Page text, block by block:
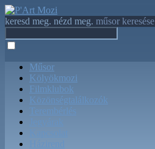
keresd meg. nézd meg. műsor keresése
Műsor
Kölyökmozi
Filmklubok
Közönségtalálkozók
Terembérlés
Jegyárak